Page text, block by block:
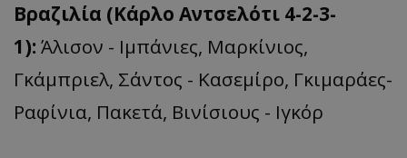
Βραζιλία (Kάρλο Αντσελότι 4-2-3-
1): Άλισον - Ιμπάνιες, Μαρκίνιος,
Γκάμπριελ, Σάντος - Κασεμίρο, Γκιμαράες-
Ραφίνια, Πακετά, Βινίσιους - Ιγκόρ